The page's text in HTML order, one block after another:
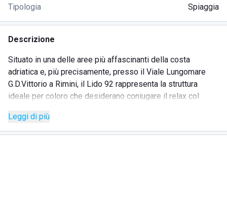
Tipologia Spiaggia
Descrizione
Situato in una delle aree più affascinanti della costa
adriatica e, più precisamente, presso il Viale Lungomare
G.D.Vittorio a Rimini, il Lido 92 rappresenta la struttura
ideale per coloro che desiderano coniugare il relax col
Innanzitutto, ci troviamo di fronte ad uno stabilimento
balneare che dal punto di vista architettonico e
Leggi di più